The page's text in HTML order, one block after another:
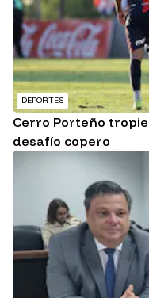
DEPORTES
Cerro Porteño
desafío copero